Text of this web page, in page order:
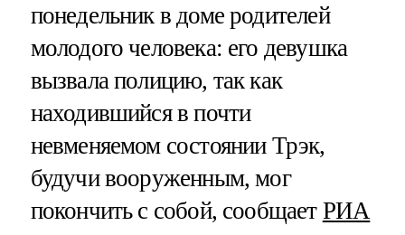
понедельник в доме родителей
молодого человека: его девушка
вызвала полицию, так как
находившийся в почти
невменяемом состоянии Трэк,
будучи вооруженным, мог
покончить с собой, сообщает РИА